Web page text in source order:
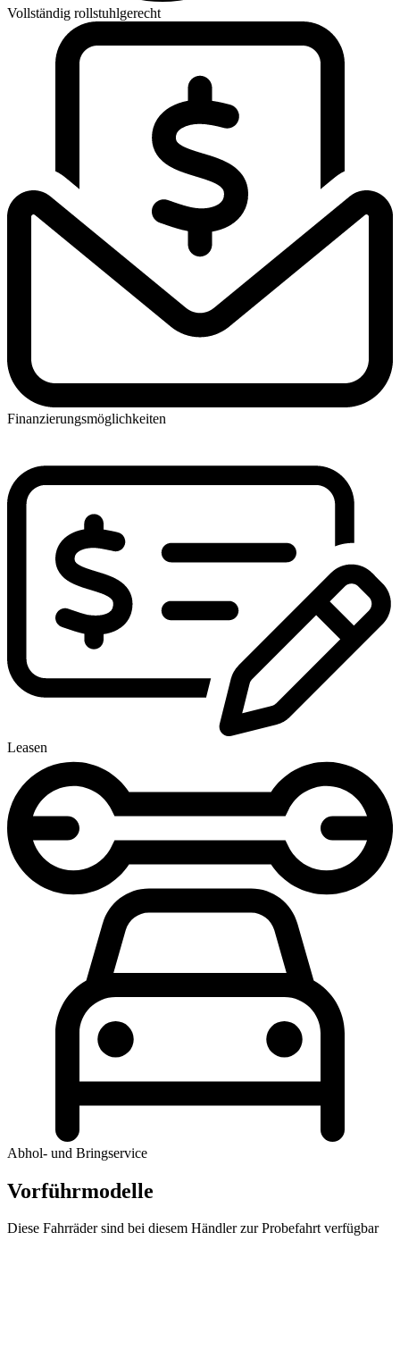
Vollständig rollstuhlgerecht
Finanzierungsmöglichkeiten
Leasen
Abhol- und Bringservice
Vorführmodelle
Diese Fahrräder sind bei diesem Händler zur Probefahrt verfügbar